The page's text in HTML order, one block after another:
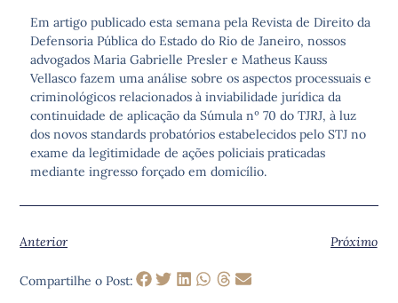
Em artigo publicado esta semana pela Revista de Direito da
Defensoria Pública do Estado do Rio de Janeiro, nossos
advogados Maria Gabrielle Presler e Matheus Kauss
Vellasco fazem uma análise sobre os aspectos processuais e
criminológicos relacionados à inviabilidade jurídica da
continuidade de aplicação da Súmula nº 70 do TJRJ, à luz
dos novos standards probatórios estabelecidos pelo STJ no
exame da legitimidade de ações policiais praticadas
mediante ingresso forçado em domicílio.
Anterior Próximo
Compartilhe o Post: